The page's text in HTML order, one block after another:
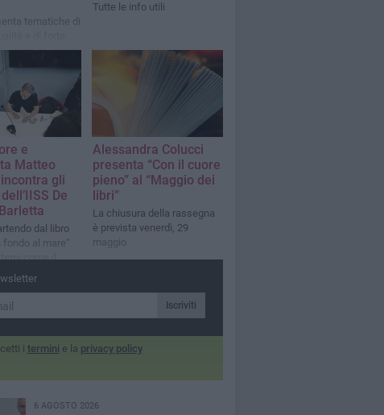
tematiche di
e civile
Tutte le info utili
e
Matteo
gli
De
dal libro
fondo al mare"
come il
la paura
Alessandra Colucci
presenta “Con il cuore
pieno” al “Maggio dei
libri”
La chiusura della rassegna
è prevista venerdì, 29
maggio
Iscriviti
i termini e la privacy policy
6 AGOSTO 2026